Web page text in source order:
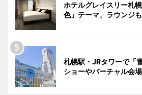
ホテルグレイスリー札
色」テーマ、ラウンジも
札幌駅・JRタワーで「
ショーやバーチャル会